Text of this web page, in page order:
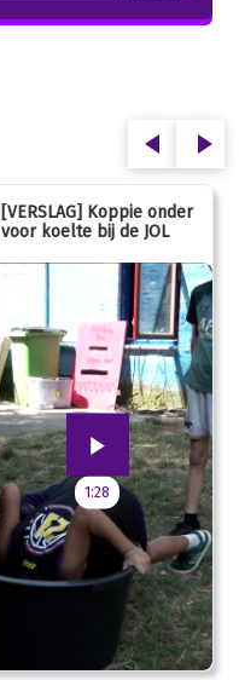
[VERSLAG] Koppie onder
voor koelte bij de JOL
1:28